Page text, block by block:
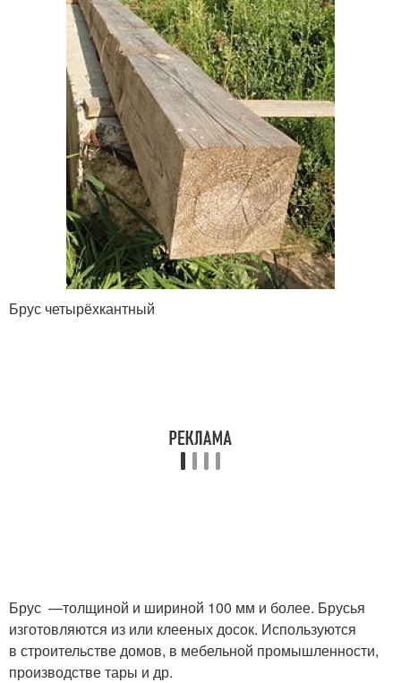
Брус четырёхкантный
Брус —толщиной и шириной 100 мм и более. Брусья
изготовляются из или клееных досок. Используются
в строительстве домов, в мебельной промышленности,
производстве тары и др.